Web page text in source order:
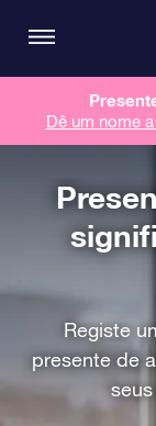
Dê um nome
Registe
presente de